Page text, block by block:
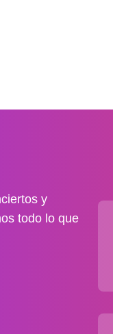
y
todo lo que